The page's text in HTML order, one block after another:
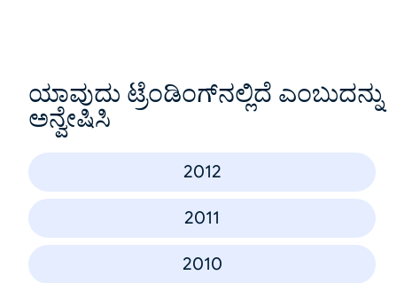
ಯಾವುದು ಟ್ರೆಂಡಿಂಗ್‌ನಲ್ಲಿದೆ ಎಂಬುದನ್ನು
ಅನ್ವೇಷಿಸಿ
2012
2011
2010